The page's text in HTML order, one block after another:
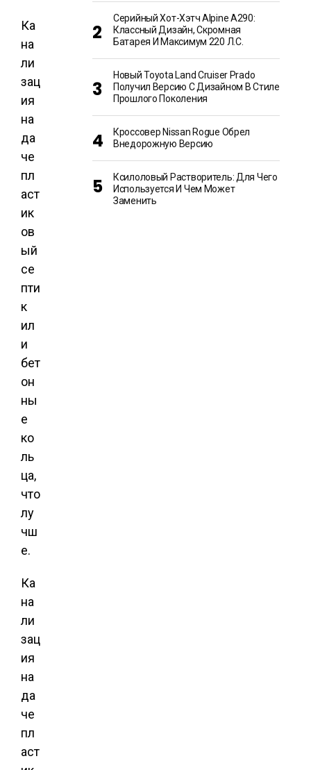
Ка
на
ли
зац
ия
на
да
че
пл
аст
ик
ов
ый
се
пти
к
ил
и
бет
он
ны
е
ко
ль
ца,
что
лу
чш
е.
Ка
на
ли
зац
ия
на
да
че
пл
аст
Серийный Хот-Хэтч Alpine A290:
Классный Дизайн, Скромная
Батарея И Максимум 220 Л.с.
Новый Toyota Land Cruiser Prado
Получил Версию С Дизайном В Стиле
Прошлого Поколения
Кроссовер Nissan Rogue Обрел
Внедорожную Версию
Ксилоловый Растворитель: Для Чего
Используется И Чем Может
Заменить